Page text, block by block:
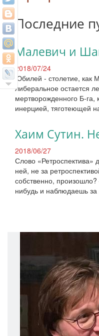
Последние
Малевич и
2018/07/24
Юбилей - столетие, как
либеральное остается
мертворожденного Б-
инерцией, тяготеющей
Хаим Сутин.
2018/06/27
Слово «Ретроспектива»
ней, не за
собственно,
нибудь и наблюдаешь за